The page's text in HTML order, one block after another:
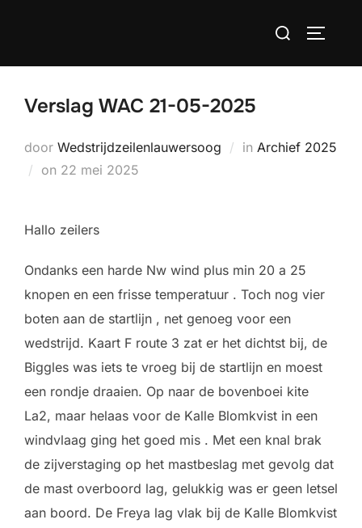
Zoek
Verslag WAC 21-05-2025
door Wedstrijdzeilenlauwersoog in Archief 2025
on Geplaatst
22 mei 2025
Hallo zeilers
Ondanks een harde Nw wind plus min 20 a 25
knopen en een frisse temperatuur . Toch nog vier
boten aan de startlijn , net genoeg voor een
wedstrijd. Kaart F route 3 zat er het dichtst bij, de
Biggles was iets te vroeg bij de startlijn en moest
een rondje draaien. Op naar de bovenboei kite
La2, maar helaas voor de Kalle Blomkvist in een
windvlaag ging het goed mis . Met een knal brak
de zijverstaging op het mastbeslag met gevolg dat
de mast overboord lag, gelukkig was er geen letsel
aan boord. De Freya lag vlak bij de Kalle Blomkvist